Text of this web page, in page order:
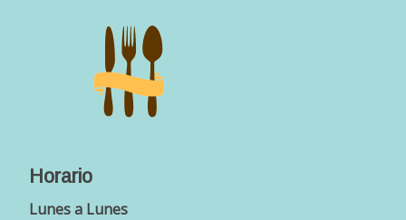
Horario
Lunes a Lunes